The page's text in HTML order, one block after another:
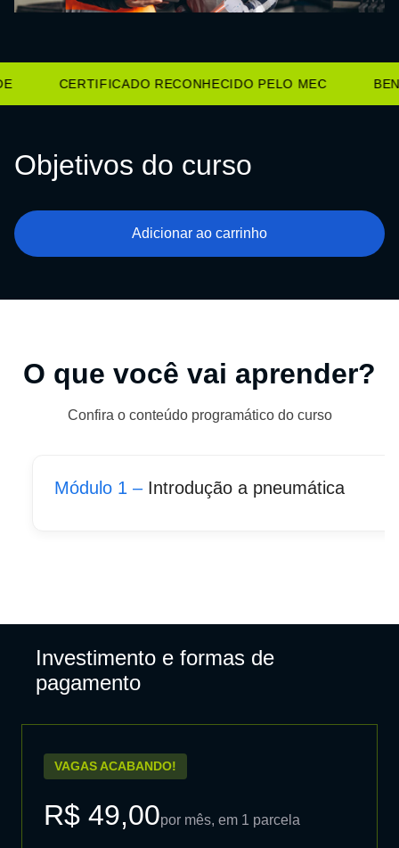
CERTIFICADO RECONHECIDO PELO MEC
Objetivos do curso
Adicionar ao carrinho
O que você vai aprender?
Confira o conteúdo programático do curso
Módulo 1 – Introdução a pneumática
Investimento e formas de
pagamento
VAGAS ACABANDO!
R$ 49,00por mês, em 1 parcela